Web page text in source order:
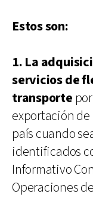
Estos son:
1. La
servicios de
transporte
exportación
país cuando
identificados
Informativo
Operaciones